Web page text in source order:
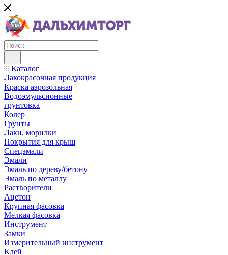
Каталог
Лакокрасочная продукция
Краска аэрозольная
Водоэмульсионные
грунтовка
Колер
Грунты
Лаки, морилки
Покрытия для крыш
Спецэмали
Эмали
Эмаль по дереву/бетону
Эмаль по металлу
Растворители
Ацетон
Крупная фасовка
Мелкая фасовка
Инструмент
Замки
Измерительный инструмент
Клей